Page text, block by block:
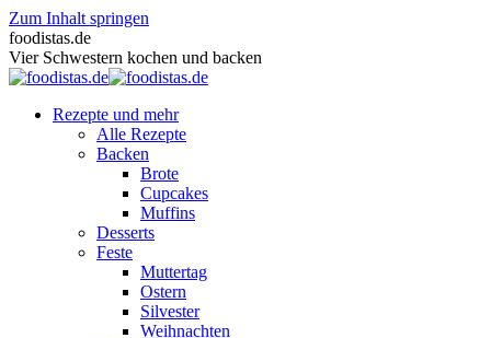
Zum Inhalt springen
foodistas.de
Vier Schwestern kochen und backen
Rezepte und mehr
Alle Rezepte
Backen
Brote
Cupcakes
Muffins
Desserts
Feste
Muttertag
Ostern
Silvester
Weihnachten